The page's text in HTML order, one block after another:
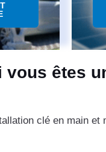
êtes
clé en main et